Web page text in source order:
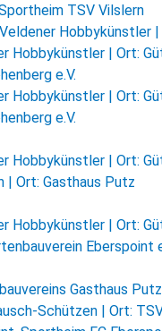
TSV Vilslern
Hobbykünstler
Hobbykünstler | Ort:
e.V.
Hobbykünstler | Ort:
e.V.
Hobbykünstler | Ort:
| Ort: Gasthaus Putz
Hobbykünstler | Ort:
Eberspoint
Gasthaus
Schützen | Ort: